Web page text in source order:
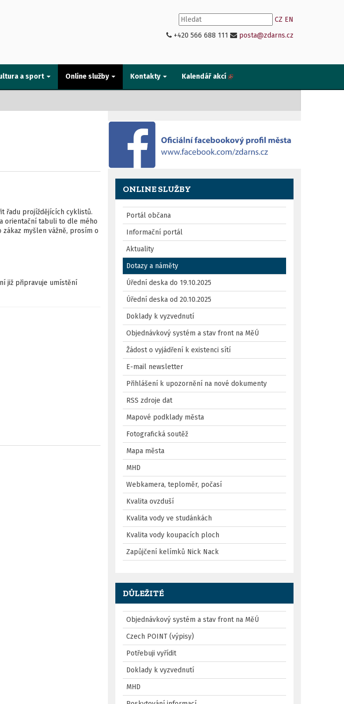
CZ EN
+420 566 688 111
posta@zdarns.cz
a sport Online služby Kontakty Kalendář akcí
řadu projíždějících cyklistů.
orientační tabuli to dle mého
myšlen vážně, prosím o
již připravuje umístění
ONLINE SLUŽBY
Portál občana
Informační portál
Aktuality
Dotazy a náměty
Úřední deska do 19.10.2025
Úřední deska od 20.10.2025
Doklady k vyzvednutí
Objednávkový systém a stav front na MěÚ
Žádost o vyjádření k existenci sítí
E-mail newsletter
Přihlášení k upozornění na nové dokumenty
RSS zdroje dat
Mapové podklady města
Fotografická soutěž
Mapa města
MHD
Webkamera, teploměr, počasí
Kvalita ovzduší
Kvalita vody ve studánkách
Kvalita vody koupacích ploch
Zapůjčení kelímků Nick Nack
DŮLEŽITÉ
Objednávkový systém a stav front na MěÚ
Czech POINT (výpisy)
Potřebuji vyřídit
Doklady k vyzvednutí
MHD